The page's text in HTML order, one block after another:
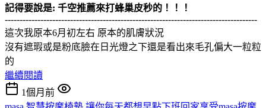
記得要說是: 千空推薦來打蜂巢皮秒的！！！
-------------------------------------------------------------------------------------
這次我原本6月初左右 原本的肌膚狀況
沒有遮瑕或是粉底臉在日光燈之下還是看出來毛孔偏大一粒粒
的
繼續閱讀
1個月前